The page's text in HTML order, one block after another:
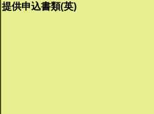
提供申込書類(英)